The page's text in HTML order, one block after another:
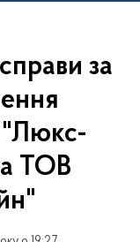
за
ТОВ